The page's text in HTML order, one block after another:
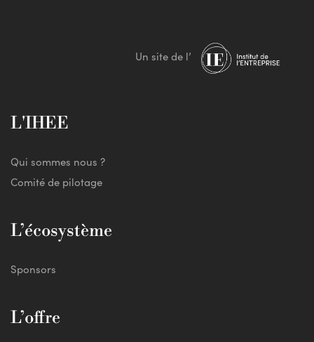
L'IHEE
Qui sommes nous ?
Comité de pilotage
L’écosystème
Sponsors
L’offre
Un site de l’